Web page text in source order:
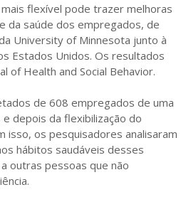
flexível pode trazer melhoras
da saúde dos empregados, de
University of Minnesota junto à
Estados Unidos. Os resultados
of Health and Social Behavior.
de 608 empregados de uma
depois da flexibilização do
isso, os pesquisadores analisaram
hábitos saudáveis desses
outras pessoas que não